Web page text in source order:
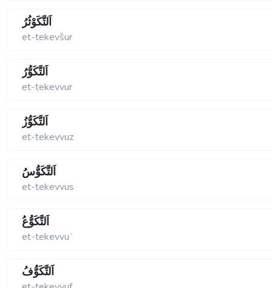
اَلتَّكَوْثُرُ
et-tekevšur
اَلتَّكَوُّرُ
et-tekevvur
اَلتَّكَوُّزُ
et-tekevvuz
اَلتَّكَوُّسُ
et-tekevvus
اَلتَّكَوُّعُ
et-tekevvuʹ
اَلتَّكَوُّفُ